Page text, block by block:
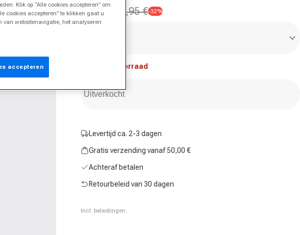
Aanbiedingsprijs
29,95 €
Normale prijs
43,95 €-32%
Maat
Niet op voorraad
Uitverkocht
Levertijd ca. 2-3 dagen
Gratis verzending vanaf 50,00 €
Achteraf betalen
Retourbeleid van 30 dagen
Incl. belastingen.
Klik op “Alle cookies accepteren” om
cookies accepteren” te klikken gaat u
van websitenavigatie, het analyseren
accepteren